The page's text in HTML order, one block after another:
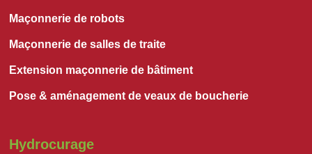
Maçonnerie de robots
Maçonnerie de salles de traite
Extension maçonnerie de bâtiment
Pose & aménagement de veaux de boucherie
Hydrocurage